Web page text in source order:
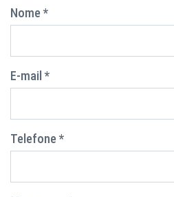
Nome *
E-mail *
Telefone *